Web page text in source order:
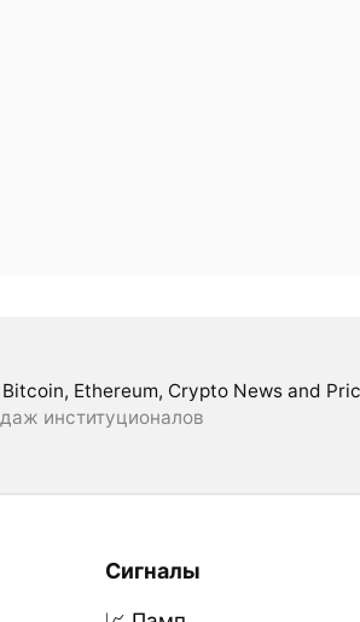
Bitcoin, Ethereum, Crypto News and
институционалов
Сигналы